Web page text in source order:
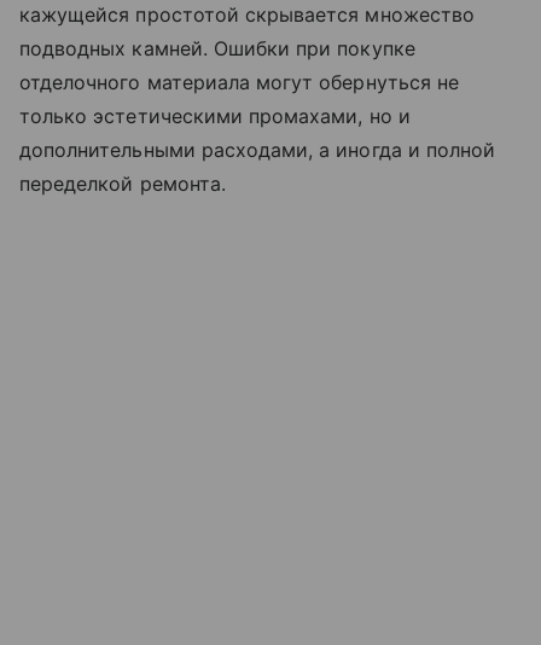
кажущейся простотой скрывается множество
подводных камней. Ошибки при покупке
отделочного материала могут обернуться не
только эстетическими промахами, но и
дополнительными расходами, а иногда и полной
переделкой ремонта.